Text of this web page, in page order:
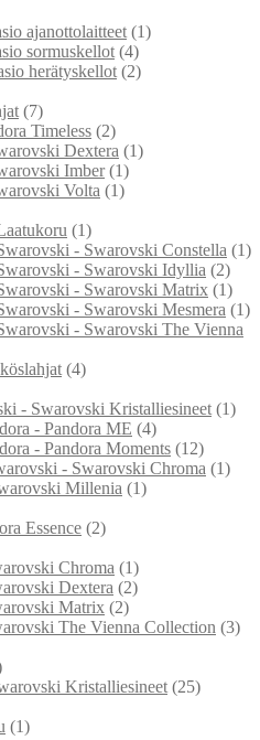
ajanottolaitteet (1)
sormuskellot (4)
herätyskellot (2)
(7)
Timeless (2)
Dextera (1)
Imber (1)
Volta (1)
(1)
- Swarovski Constella (1)
- Swarovski Idyllia (2)
- Swarovski Matrix (1)
- Swarovski Mesmera (1)
- Swarovski The Vienna
(4)
- Swarovski Kristalliesineet (1)
- Pandora ME (4)
- Pandora Moments (12)
- Swarovski Chroma (1)
Millenia (1)
Essence (2)
Chroma (1)
Dextera (2)
Matrix (2)
The Vienna Collection (3)
Kristalliesineet (25)
(1)